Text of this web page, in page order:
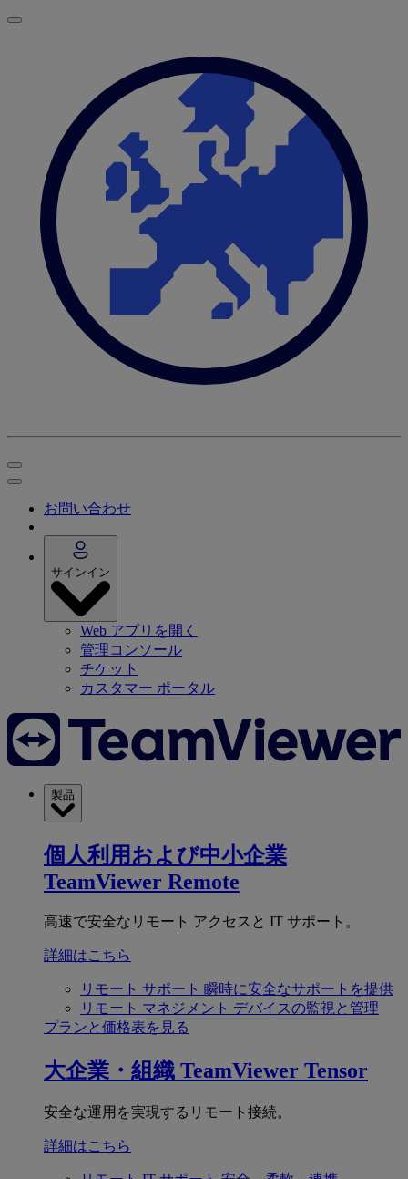
お問い合わせ
サインイン
Web アプリを開く
管理コンソール
チケット
カスタマー ポータル
製品
個人利用および中小企業
TeamViewer Remote
高速で安全なリモート アクセスと IT サポート。
詳細はこちら
リモート サポート 瞬時に安全なサポートを提供
リモート マネジメント デバイスの監視と管理
プランと価格表を見る
大企業・組織 TeamViewer Tensor
安全な運用を実現するリモート接続。
詳細はこちら